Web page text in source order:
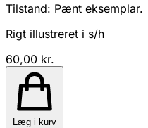
Tilstand: Pænt eksemplar.
Rigt illustreret i s/h
60,00 kr.
Læg i kurv